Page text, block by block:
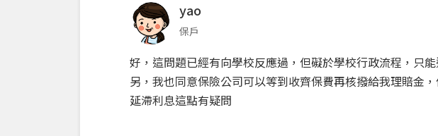
yao
保戶
好，這問題已經有向學校反應過，但礙於學校行政流程，只
另，我也同意保險公司可以等到收齊保費再核撥給我理賠金
延滯利息這點有疑問